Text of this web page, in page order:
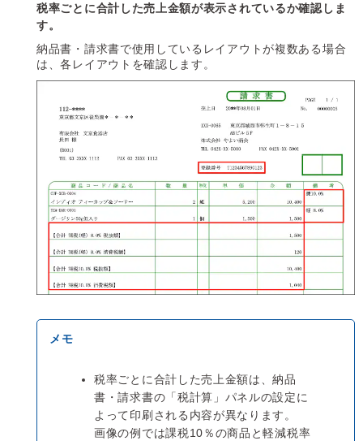
税率ごとに合計した売上金額が表示されているか確認しま
す。
納品書・請求書で使用しているレイアウトが複数ある場合
は、各レイアウトを確認します。
税率ごとに合計した売上金額は、納品
書・請求書の「税計算」パネルの設定に
よって印刷される内容が異なります。
画像の例では課税10％の商品と軽減税率